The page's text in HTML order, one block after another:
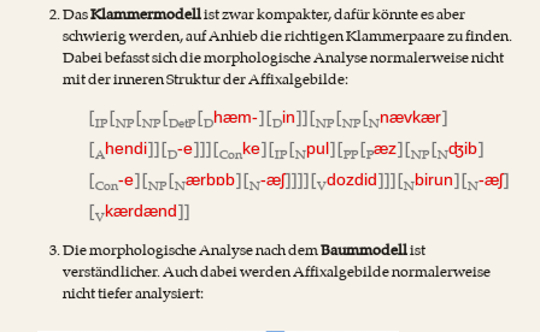
DasKlammermodellist zwar kompakter, dafür könnte es aber
schwierig werden, auf Anhieb die richtigen Klammerpaare zu finden.
Dabei befasst sich die morphologische Analyse normalerweise nicht
mit der inneren Struktur der Affixalgebilde:
[IP[NP[NP[DetP[Dhæm-] [Din]] [NP[NP[Nnævkær]
[Ahendi]] [D-e]]] [Conke] [IP[Npul] [PP[Pæz] [NP[Nʤib]
[Con-e] [NP[Nærbɒb] [N-æʃ]]]] [Vdozdid]]] [Nbirun] [N-æʃ]
[Vkærdænd]]
Die morphologische Analyse nach demBaummodellist
verständlicher. Auch dabei werden Affixalgebilde normalerweise
nicht tiefer analysiert: